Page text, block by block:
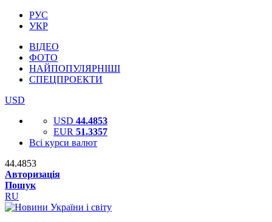
РУС
УКР
ВІДЕО
ФОТО
НАЙПОПУЛЯРНІШІ
СПЕЦПРОЕКТИ
USD
USD 44.4853
EUR 51.3357
Всі курси валют
44.4853
Авторизація
Пошук
RU